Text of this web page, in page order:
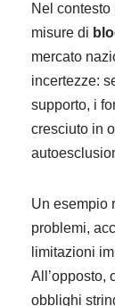
Nel
misure di
mercato
incertezze:
supporto, i
cresciuto in
Un esempio
problemi,
limitazioni
All’opposto,
obblighi